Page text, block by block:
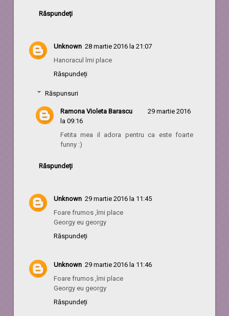
Răspundeți
Unknown 28 martie 2016 la 21:07
Hanoracul îmi place
Răspundeți
Răspunsuri
Ramona Violeta Barascu
29 martie 2016
la 09:16
Fetita mea il adora pentru ca este foarte
funny :)
Răspundeți
Unknown 29 martie 2016 la 11:45
Foare frumos ,îmi place
Georgy eu georgy
Răspundeți
Unknown 29 martie 2016 la 11:46
Foare frumos ,îmi place
Georgy eu georgy
Răspundeți